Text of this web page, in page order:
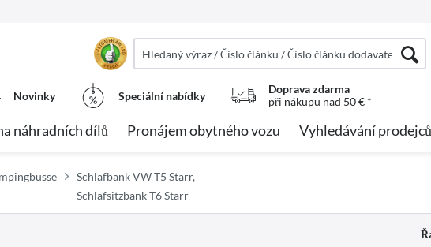
Novinky Speciální nabídky
Doprava zdarma
při nákupu nad 50 € *
náhradních dílů Pronájem obytného vozu Vyhledávání prodejců
Schlafbank VW T5 Starr,
Schlafsitzbank T6 Starr